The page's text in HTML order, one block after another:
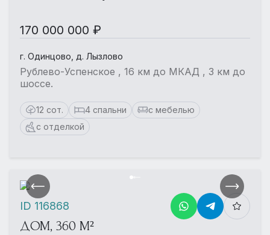
170 000 000 ₽
г. Одинцово, д. Лызлово
Рублево-Успенское , 16 км до МКАД , 3 км до
шоссе.
12 сот. 4 спальни
с мебелью
с отделкой
ДОМ, 360 М²
ID 116868